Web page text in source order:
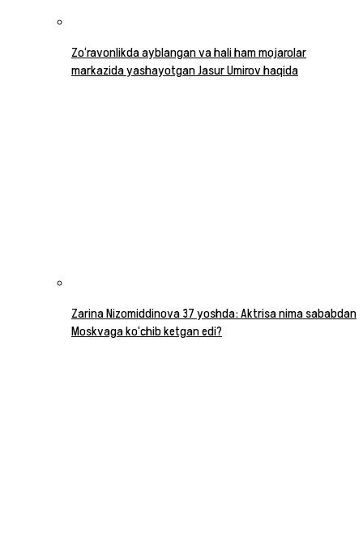
Zo‘ravonlikda ayblangan va hali ham mojarolar
markazida yashayotgan Jasur Umirov haqida
Zarina Nizomiddinova 37 yoshda: Aktrisa nima sababdan
Moskvaga ko‘chib ketgan edi?